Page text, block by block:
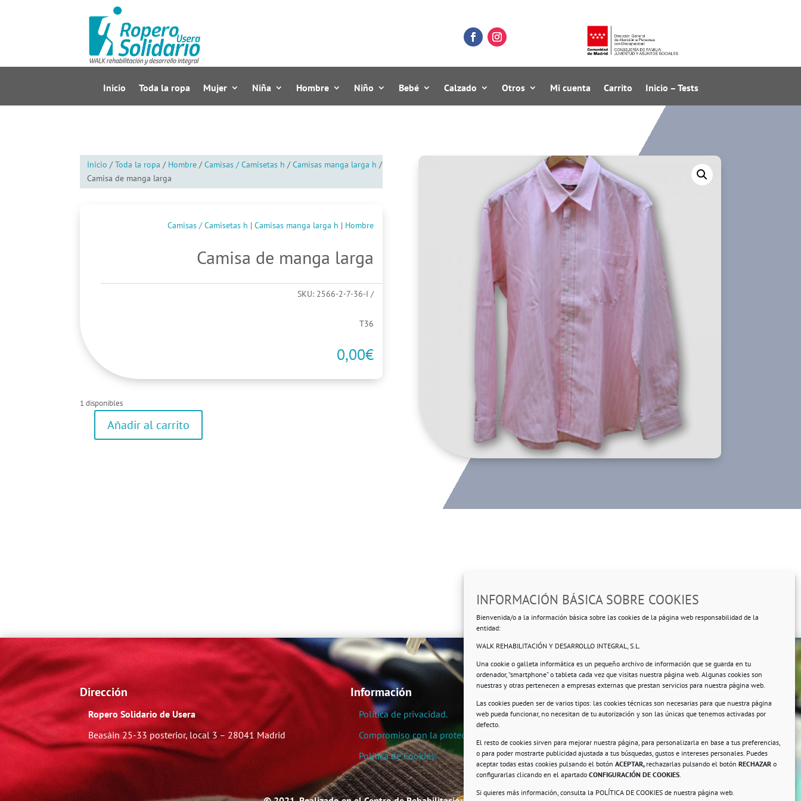
INFORMACIÓN BÁSICA SOBRE COOKIES
Bienvenida/o a la información básica sobre las cookies de la página web responsabilidad de la
entidad:
WALK REHABILITACIÓN Y DESARROLLO INTEGRAL, S.L.
Una cookie o galleta informática es un pequeño archivo de información que se guarda en tu
ordenador, “smartphone” o tableta cada vez que visitas nuestra página web. Algunas cookies son
nuestras y otras pertenecen a empresas externas que prestan servicios para nuestra página web.
Las cookies pueden ser de varios tipos: las cookies técnicas son necesarias para que nuestra página
web pueda funcionar, no necesitan de tu autorización y son las únicas que tenemos activadas por
defecto.
El resto de cookies sirven para mejorar nuestra página, para personalizarla en base a tus preferencias,
o para poder mostrarte publicidad ajustada a tus búsquedas, gustos e intereses personales. Puedes
aceptar todas estas cookies pulsando el botón ACEPTAR, rechazarlas pulsando el botón RECHAZAR o
configurarlas clicando en el apartado CONFIGURACIÓN DE COOKIES.
Si quieres más información, consulta la POLÍTICA DE COOKIES de nuestra página web.
Inicio Toda la ropa Mujer Niña Hombre Niño Bebé Calzado Otros Mi cuenta Carrito Inicio – Tests
Inicio /Toda la ropa / Hombre /Camisas / Camisetas h /Camisas manga larga h /
Camisa de manga larga
Camisas / Camisetas h |Camisas manga larga h | Hombre
Camisa de manga larga
SKU: 2566-2-7-36-I
T36
0,00€
1 disponibles
Añadir al carrito
Dirección
Ropero Solidario de Usera
Beasáin 25-33 posterior, local 3 – 28041 Madrid
Información
Política de privacidad.
Compromiso con la protección de datos personales.
Política de Cookies.